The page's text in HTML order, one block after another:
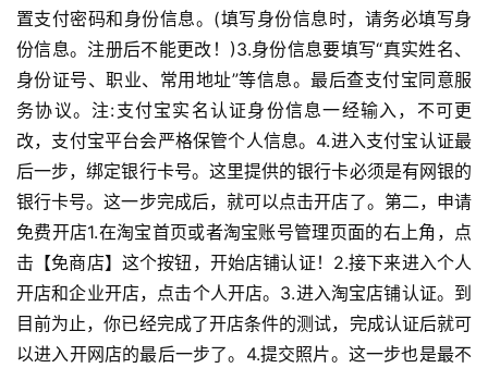
置支付密码和身份信息。(填写身份信息时，请务必填写身
份信息。注册后不能更改！)3.身份信息要填写“真实姓名、
身份证号、职业、常用地址”等信息。最后查支付宝同意服
务协议。注:支付宝实名认证身份信息一经输入，不可更
改，支付宝平台会严格保管个人信息。4.进入支付宝认证最
后一步，绑定银行卡号。这里提供的银行卡必须是有网银的
银行卡号。这一步完成后，就可以点击开店了。第二，申请
免费开店1.在淘宝首页或者淘宝账号管理页面的右上角，点
击【免商店】这个按钮，开始店铺认证！2.接下来进入个人
开店和企业开店，点击个人开店。3.进入淘宝店铺认证。到
目前为止，你已经完成了开店条件的测试，完成认证后就可
以进入开网店的最后一步了。4.提交照片。这一步也是最不